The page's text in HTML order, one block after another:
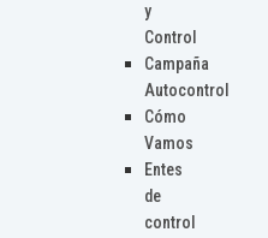
y
Control
Campaña
Autocontrol
Cómo
Vamos
Entes
de
control